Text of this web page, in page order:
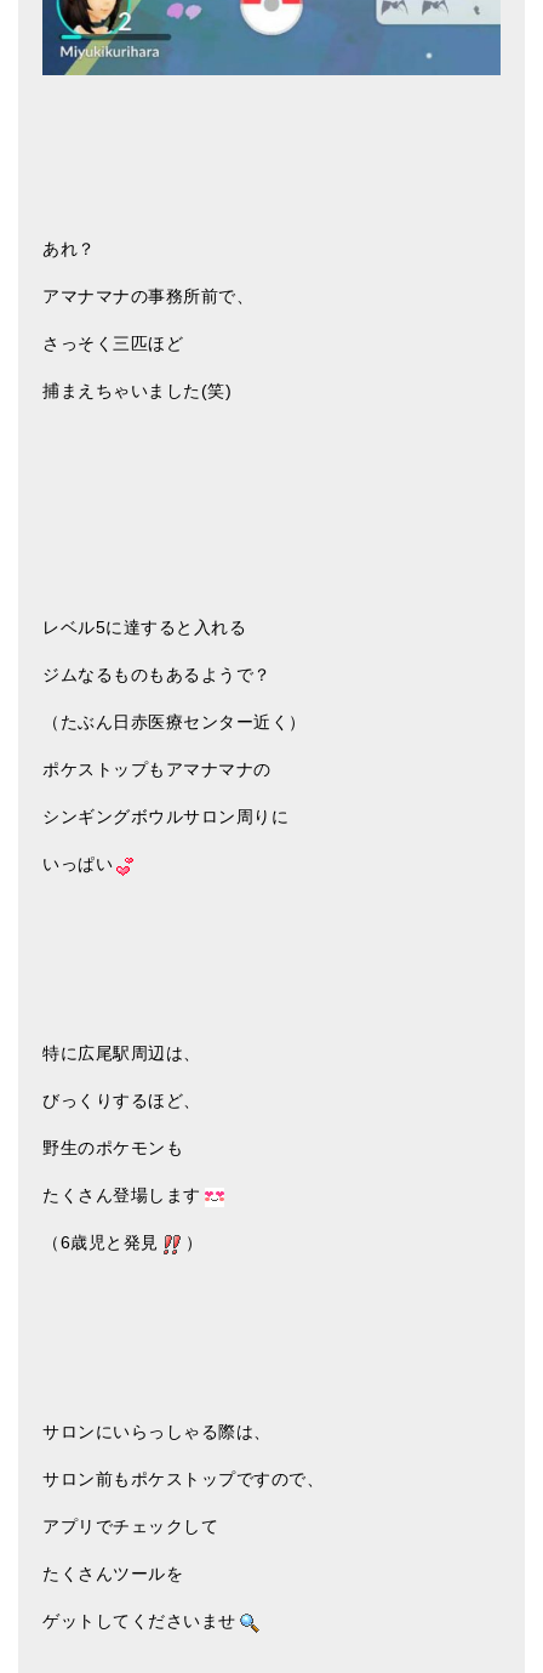
あれ？
アマナマナの事務所前で、
さっそく三匹ほど
捕まえちゃいました(笑)
レベル5に達すると入れる
ジムなるものもあるようで？
（たぶん日赤医療センター近く）
ポケストップもアマナマナの
シンギングボウルサロン周りに
いっぱい
特に広尾駅周辺は、
びっくりするほど、
野生のポケモンも
たくさん登場します
（6歳児と発見 ）
サロンにいらっしゃる際は、
サロン前もポケストップですので、
アプリでチェックして
たくさんツールを
ゲットしてくださいませ